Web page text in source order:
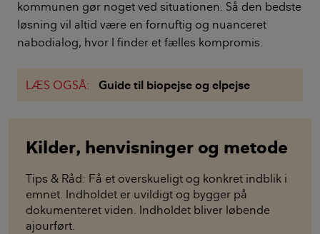
kommunen gør noget ved situationen. Så den bedste
løsning vil altid være en fornuftig og nuanceret
nabodialog, hvor I finder et fælles kompromis.
LÆS OGSÅ: Guide til biopejse og elpejse
Kilder, henvisninger og metode
Tips & Råd: Få et overskueligt og konkret indblik i
emnet. Indholdet er uvildigt og bygger på
dokumenteret viden. Indholdet bliver løbende
ajourført.